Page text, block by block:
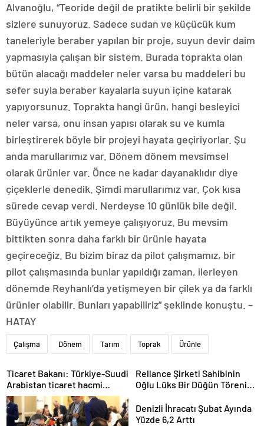
Alvanoğlu, “Teoride değil de pratikte belirli bir şekilde
sizlere sunuyoruz. Sadece sudan ve küçücük kum
taneleriyle beraber yapılan bir proje, suyun devir daim
yapmasıyla çalışan bir sistem. Burada toprakta olan
bütün alacağı maddeler neler varsa bu maddeleri bu
sefer suyla beraber kayalarla suyun içine katarak
yapıyorsunuz. Toprakta hangi ürün, hangi besleyici
neler varsa, onu insan yapısı olarak su ve kumla
birleştirerek böyle bir projeyi hayata geçiriyorlar. Şu
anda marullarımız var. Dönem dönem mevsimsel
olarak ürünler var. Önce ne kadar dayanaklıdır diye
çiçeklerle denedik. Şimdi marullarımız var. Çok kısa
sürede cevap verdi. Nerdeyse 10 günlük bile değil.
Büyüyünce artık yemeye çalışıyoruz. Bu mevsim
bittikten sonra daha farklı bir ürünle hayata
geçireceğiz. Bu bizim biraz da pilot çalışmamız, bir
pilot çalışmasında bunlar yapıldığı zaman, ilerleyen
dönemde Reyhanlı’da yetişmeyen bir çilek ya da farklı
ürünler olabilir. Bunları yapabiliriz” şeklinde konuştu. –
HATAY
Çalışma Dönem Tarım Toprak Ürünle
Ticaret Bakanı: Türkiye-Suudi
Arabistan ticaret hacmi
artacak
Reliance Şirketi Sahibinin
Oğlu Lüks Bir Düğün Töreni
Denizli İhracatı Şubat Ayında
Yüzde 6,2 Arttı